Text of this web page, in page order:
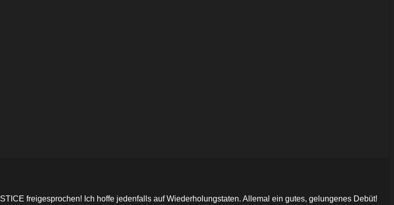
freigesprochen! Ich hoffe jedenfalls auf Wiederholungstaten. Allemal ein gutes, gelungenes Debüt!